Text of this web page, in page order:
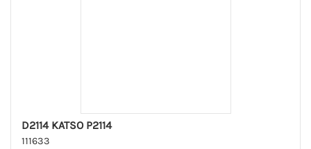
D2114 KATSO P2114
111633